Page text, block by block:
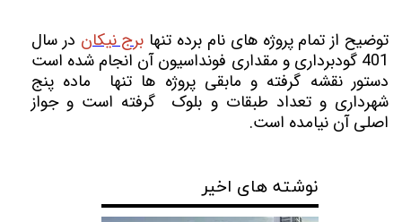
توضیح از تمام پروژه های نام برده تنها برج نیکان در سال
401 گودبرداری و مقداری فونداسیون آن انجام شده است
دستور نقشه گرفته و مابقی پروژه ها تنها ماده پنج
شهرداری و تعداد طبقات و بلوک گرفته است و جواز
اصلی آن نیامده است.
نوشته های اخیر